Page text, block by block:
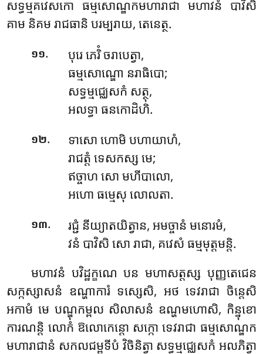
សទ្ធម្មគវេសកោ ធម្មសោណ្ឌកមហារាជា មហាវនំ បាវិសិ
គាម និគម រាជធានិ បរម្បរាយ, តេនេត្ថ.
១១.
បុរេ ភេរិំ ចរាបេត្វា,
ធម្មសោណ្ឌោ នរាធិបោ;
សទ្ធម្មជ្ឈេសកំ សត្ថុ,
អលទ្ធា ធនកោដិហិ.
១២.
ទាសោ ហោមិ បហាយាហំ,
រាជត្តំ ទេសកស្ស មេ;
ឥច្ចាហ សោ មហីបាលោ,
អហោ ធម្មេសុ លោលតា.
១៣.
រជ្ជំ នីយ្យាតយិត្វាន, អមច្ចានំ មនោរមំ,
វនំ បាវិសិ សោ រាជា, គវេសំ ធម្មមុត្តមន្តិ.
មហាវនំ បវិដ្ឋក្ខណេ បន មហាសត្តស្ស បុញ្ញតេជេន
សក្កស្សាសនំ ឧណ្ហាការំ ទស្សេសិ, អថ ទេវរាជា ចិន្តេសិ
អកាមំ មេ បណ្ឌុកម្ពល សិលាសនំ ឧណ្ហមហោសិ, កិន្នុខោ
ការណន្តិ លោកំ ឱលោកេន្តោ សក្កោ ទេវរាជា ធម្មសោណ្ឌក
មហារាជានំ សកលជម្ពុទីបំ វិចិនិត្វា សទ្ធម្មជ្ឈេសកំ អលភិត្វា